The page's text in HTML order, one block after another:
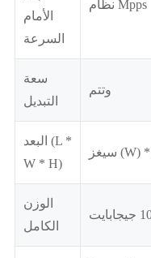
الأمام
السرعة
نظام Mpps
سعة
التبديل
وتتم
البعد (L *
W * H)
الوزن
الكامل